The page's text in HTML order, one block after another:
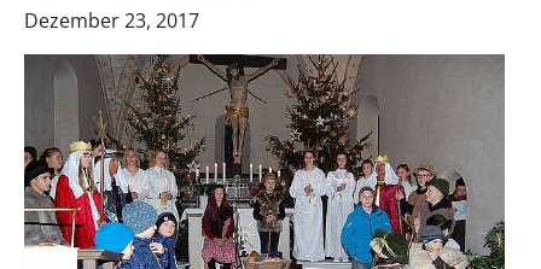
Dezember 23, 2017